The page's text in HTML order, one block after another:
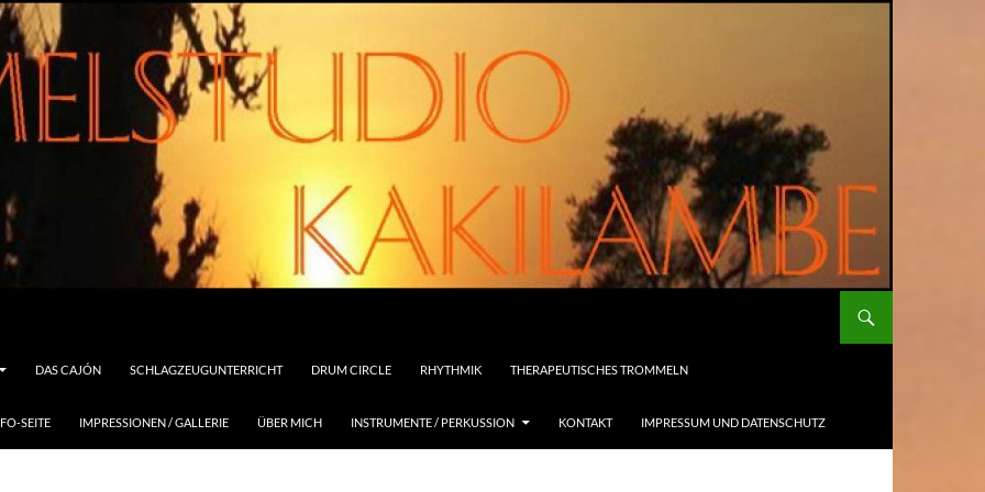
DAS CAJÓN SCHLAGZEUGUNTERRICHT DRUM CIRCLE RHYTHMIK THERAPEUTISCHES TROMMELN
SEITE IMPRESSIONEN / GALLERIE ÜBER MICH INSTRUMENTE / PERKUSSION KONTAKT IMPRESSUM UND DATENSCHUTZ